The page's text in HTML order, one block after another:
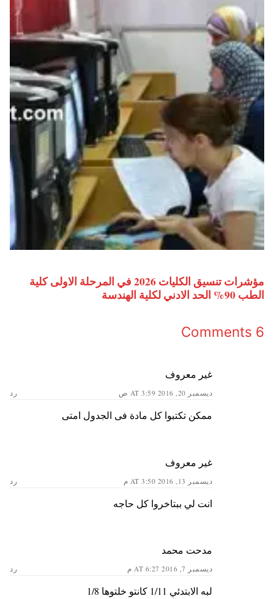
مؤشرات تنسيق الكليات 2026 في المرحلة الاولى كلية
الطب 90% الحد الادني لكلية الهندسة
6 Comments
غير معروف
ديسمبر 20, 2016 AT 3:59 ص رد
ممكن تكتبوا كل مادة فى الجدول امتى
غير معروف
ديسمبر 13, 2016 AT 3:50 م رد
انت لي ببتاخروا كل حاجه
مدحت محمد
ديسمبر 7, 2016 AT 6:27 م رد
لبه الابتدئي 1/11 كانتو خلتوها 1/8